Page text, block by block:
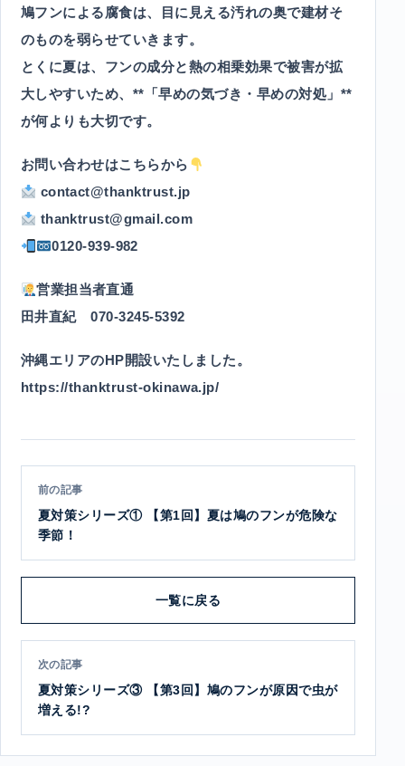
鳩フンによる腐食は、目に見える汚れの奥で建材そ
のものを弱らせていきます。
とくに夏は、フンの成分と熱の相乗効果で被害が拡
大しやすいため、**「早めの気づき・早めの対処」**
が何よりも大切です。
お問い合わせはこちらから
contact@thanktrust.jp
thanktrust@gmail.com
0120-939-982
営業担当者直通
田井直紀 070-3245-5392
沖縄エリアのHP開設いたしました。
https://thanktrust-okinawa.jp/
前の記事
夏対策シリーズ① 【第1回】夏は鳩のフンが危険な
季節！
一覧に戻る
次の記事
夏対策シリーズ③ 【第3回】鳩のフンが原因で虫が
増える!?